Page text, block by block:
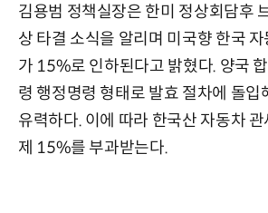
김용범 정책실장은 한미 정상회담후
상 타결 소식을 알리며 미국향 한국
가 15%로 인하된다고 밝혔다. 양국
령 행정명령 형태로 발효 절차에 돌입
유력하다. 이에 따라 한국산 자동차
제 15%를 부과받는다.